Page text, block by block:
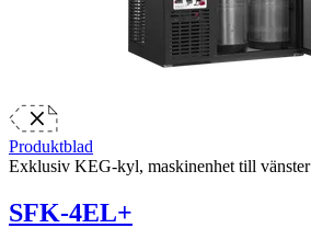
Produktblad
Exklusiv KEG-kyl, maskinenhet till vänster
SFK-4EL+